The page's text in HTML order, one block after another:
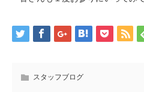
スタッフブログ